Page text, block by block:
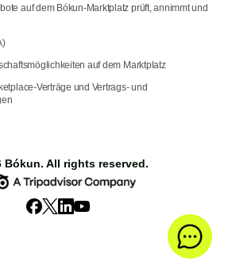
auf dem Bókun-Marktplatz prüft, annimmt und
auf dem Marktplatz
Verträge und Vertrags- und
Bókun. All rights reserved.